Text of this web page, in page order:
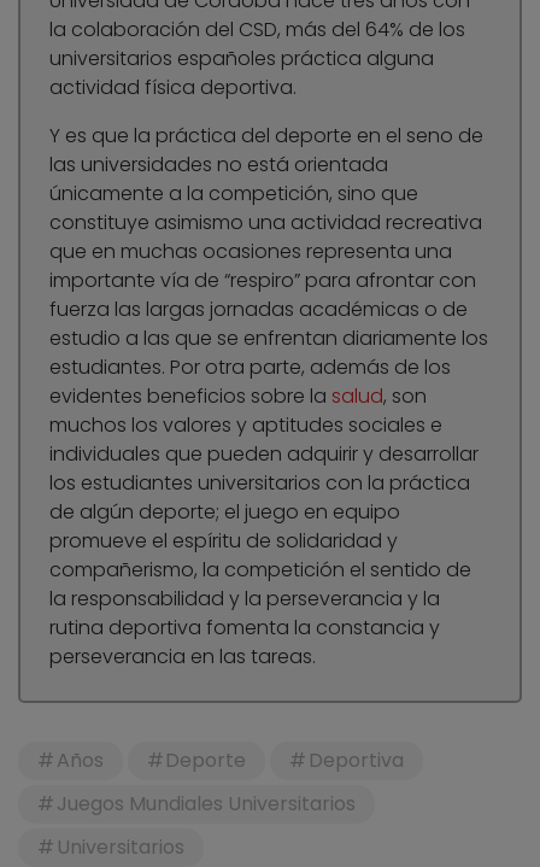
la colaboración del CSD, más del 64% de los
universitarios españoles práctica alguna
actividad física deportiva.
Y es que la práctica del deporte en el seno de
las universidades no está orientada
únicamente a la competición, sino que
constituye asimismo una actividad recreativa
que en muchas ocasiones representa una
importante vía de “respiro” para afrontar con
fuerza las largas jornadas académicas o de
estudio a las que se enfrentan diariamente los
estudiantes. Por otra parte, además de los
evidentes beneficios sobre la salud, son
muchos los valores y aptitudes sociales e
individuales que pueden adquirir y desarrollar
los estudiantes universitarios con la práctica
de algún deporte; el juego en equipo
promueve el espíritu de solidaridad y
compañerismo, la competición el sentido de
la responsabilidad y la perseverancia y la
rutina deportiva fomenta la constancia y
perseverancia en las tareas.
Años Deporte
Deportiva
Juegos Mundiales Universitarios
Universitarios